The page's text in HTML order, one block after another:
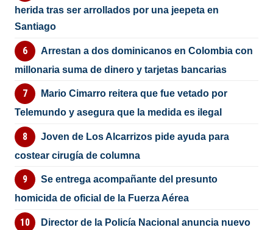
herida tras ser arrollados por una jeepeta en
Santiago
Arrestan a dos dominicanos en Colombia con
millonaria suma de dinero y tarjetas bancarias
Mario Cimarro reitera que fue vetado por
Telemundo y asegura que la medida es ilegal
Joven de Los Alcarrizos pide ayuda para
costear cirugía de columna
Se entrega acompañante del presunto
homicida de oficial de la Fuerza Aérea
Director de la Policía Nacional anuncia nuevo